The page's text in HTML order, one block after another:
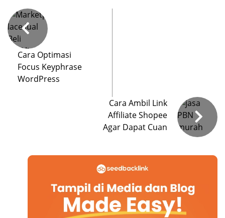
Cara Optimasi
Focus Keyphrase
WordPress
Cara Ambil Link
Affiliate Shopee
Agar Dapat Cuan